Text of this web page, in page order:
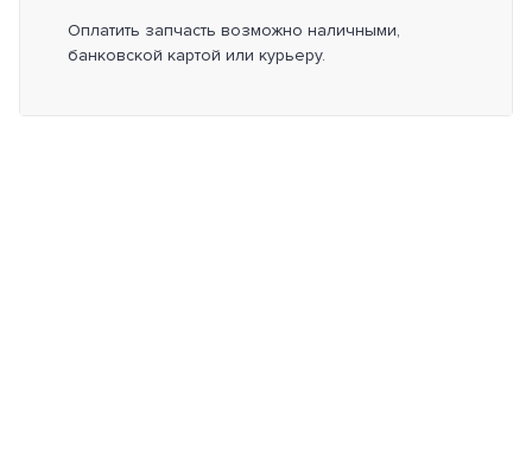
Оплатить запчасть возможно наличными,
банковской картой или курьеру.